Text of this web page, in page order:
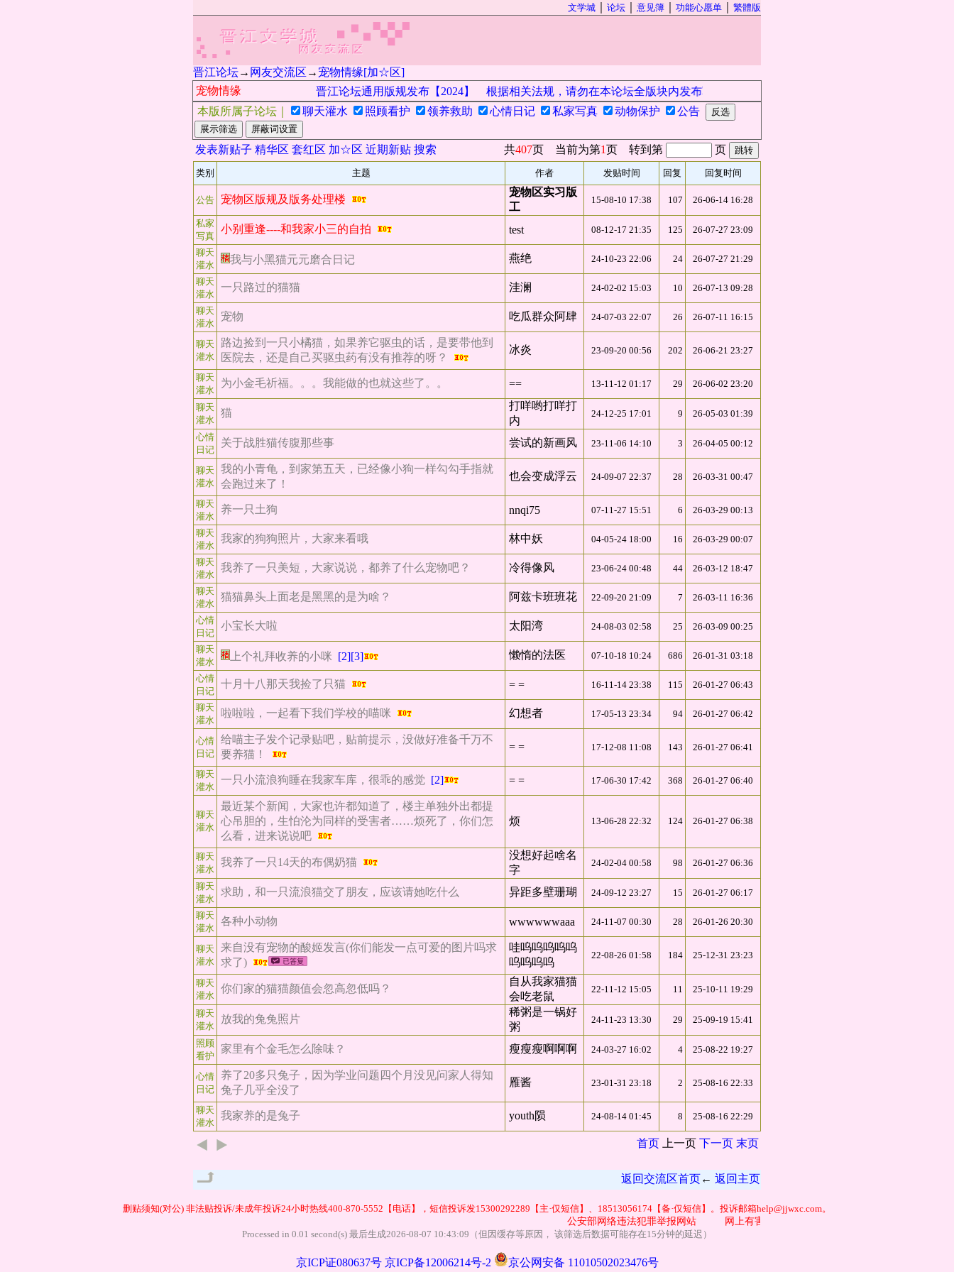
文学城 论坛 意见簿 功能心愿单 繁體版
晋江论坛→ 网友交流区 → 宠物情缘[加☆区]
宠物情缘
晋江论坛通用版规发布【2024】 根据相关法规，请勿在本论坛全版块内发布军事、政治、经济等时政新闻信息及相关人员的任
本版所属子论坛｜
聊天灌水 照顾看护 领养救助 心情日记 私家写真 动物保护 公告
屏蔽词设置
发表新贴子 精华区 套红区 加☆区 近期新贴 搜索 共407页 当前为第1页 转到第 页
类别 主题 作者 发贴时间 回复 回复时间
公告 宠物区版规及版务处理楼
宠物区实习版
工
15-08-10 17:38 107 26-06-14 16:28
私家
写真
小别重逢----和我家小三的自拍 test 08-12-17 21:35 125 26-07-27 23:09
聊天
灌水
我与小黑猫元元磨合日记 燕绝 24-10-23 22:06 24 26-07-27 21:29
聊天
灌水
一只路过的猫猫 洼澜 24-02-02 15:03 10 26-07-13 09:28
聊天
灌水
宠物 吃瓜群众阿肆 24-07-03 22:07 26 26-07-11 16:15
聊天
灌水
路边捡到一只小橘猫，如果养它驱虫的话，是要带他到
医院去，还是自己买驱虫药有没有推荐的呀？
冰炎 23-09-20 00:56 202 26-06-21 23:27
聊天
灌水
为小金毛祈福。。。我能做的也就这些了。。 == 13-11-12 01:17 29 26-06-02 23:20
聊天
灌水
猫
打咩哟打咩打
内
24-12-25 17:01 9 26-05-03 01:39
心情
日记
关于战胜猫传腹那些事 尝试的新画风 23-11-06 14:10 3 26-04-05 00:12
聊天
灌水
我的小青龟，到家第五天，已经像小狗一样勾勾手指就
会跑过来了！
也会变成浮云 24-09-07 22:37 28 26-03-31 00:47
聊天
灌水
养一只土狗 nnqi75 07-11-27 15:51 6 26-03-29 00:13
聊天
灌水
我家的狗狗照片，大家来看哦 林中妖 04-05-24 18:00 16 26-03-29 00:07
聊天
灌水
我养了一只美短，大家说说，都养了什么宠物吧？ 冷得像风 23-06-24 00:48 44 26-03-12 18:47
聊天
灌水
猫猫鼻头上面老是黑黑的是为啥？ 阿兹卡班班花 22-09-20 21:09 7 26-03-11 16:36
心情
日记
小宝长大啦 太阳湾 24-08-03 02:58 25 26-03-09 00:25
聊天
灌水
上个礼拜收养的小咪 [2][3] 懒惰的法医 07-10-18 10:24 686 26-01-31 03:18
心情
日记
十月十八那天我捡了只猫 = = 16-11-14 23:38 115 26-01-27 06:43
聊天
灌水
啦啦啦，一起看下我们学校的喵咪 幻想者 17-05-13 23:34 94 26-01-27 06:42
心情
日记
给喵主子发个记录贴吧，贴前提示，没做好准备千万不
要养猫！
= = 17-12-08 11:08 143 26-01-27 06:41
聊天
灌水
一只小流浪狗睡在我家车库，很乖的感觉 [2] = = 17-06-30 17:42 368 26-01-27 06:40
聊天
灌水
最近某个新闻，大家也许都知道了，楼主单独外出都提
心吊胆的，生怕沦为同样的受害者……烦死了，你们怎
么看，进来说说吧
烦 13-06-28 22:32 124 26-01-27 06:38
聊天
灌水
我养了一只14天的布偶奶猫
没想好起啥名
字
24-02-04 00:58 98 26-01-27 06:36
聊天
灌水
求助，和一只流浪猫交了朋友，应该请她吃什么 异距多壁珊瑚 24-09-12 23:27 15 26-01-27 06:17
聊天
灌水
各种小动物 wwwwwwaaa 24-11-07 00:30 28 26-01-26 20:30
聊天
灌水
来自没有宠物的酸姬发言(你们能发一点可爱的图片吗求
求了)
哇呜呜呜呜呜
呜呜呜呜
22-08-26 01:58 184 25-12-31 23:23
聊天
灌水
你们家的猫猫颜值会忽高忽低吗？
自从我家猫猫
会吃老鼠
22-11-12 15:05 11 25-10-11 19:29
聊天
灌水
放我的兔兔照片
稀粥是一锅好
粥
24-11-23 13:30 29 25-09-19 15:41
照顾
看护
家里有个金毛怎么除味？ 瘦瘦瘦啊啊啊 24-03-27 16:02 4 25-08-22 19:27
心情
日记
养了20多只兔子，因为学业问题四个月没见问家人得知
兔子几乎全没了
雁酱 23-01-31 23:18 2 25-08-16 22:33
聊天
灌水
我家养的是兔子 youth陨 24-08-14 01:45 8 25-08-16 22:29
首页 上一页 下一页 末页
返回交流区首页← 返回主页
删贴须知(对公) 非法贴投诉/未成年投诉24小时热线400-870-5552【电话】，短信投诉发15300292289【主·仅短信】、18513056174【备·仅短信】。投诉邮箱help@jjwxc.com。
公安部网络违法犯罪举报网站
网上有害信息举报专区
Processed in 0.01 second(s) 最后生成2026-08-07 10:43:09（但因缓存等原因， 该筛选后数据可能存在15分钟的延迟）
京ICP证080637号 京ICP备12006214号-2 京公网安备 11010502023476号